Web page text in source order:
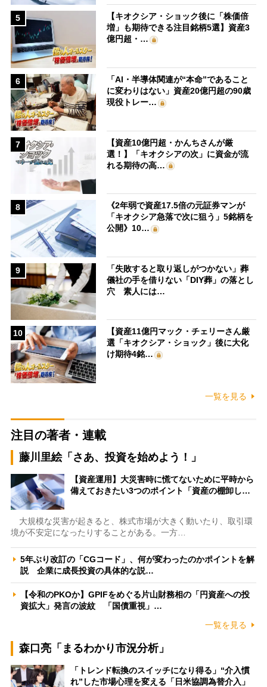
5
【キオクシア・ショック後に「株価倍
増」も期待できる注目銘柄5選】資産3
億円超・…
6
「AI・半導体関連が“本命”であること
に変わりはない」資産20億円超の90歳
現役トレー…
7
【資産10億円超・かんちさんが厳
選！】「キオクシアの次」に資金が流
れる期待の高…
8
《2年弱で資産17.5倍の元証券マンが
「キオクシア急落で次に狙う」5銘柄を
公開》10…
9
「失敗すると取り返しがつかない」葬
儀社の手を借りない「DIY葬」の落とし
穴 素人には…
10
【資産11億円マック・チェリーさん厳
選「キオクシア・ショック」後に大化
け期待4銘…
一覧を見る
注目の著者・連載
藤川里絵「さあ、投資を始めよう！」
【資産運用】大災害時に慌てないために平時から
備えておきたい3つのポイント「資産の棚卸し…
大規模な災害が起きると、株式市場が大きく動いたり、取引環
境が不安定になったりすることがある。一方…
5年ぶり改訂の「CGコード」、何が変わったのかポイントを解
説 企業に成長投資の具体的な説…
【令和のPKOか】GPIFをめぐる片山財務相の「円資産への投
資拡大」発言の波紋 「国債重視」…
一覧を見る
森口亮「まるわかり市況分析」
「トレンド転換のスイッチになり得る」“介入慣
れ”した市場心理を変える「日米協調為替介入」